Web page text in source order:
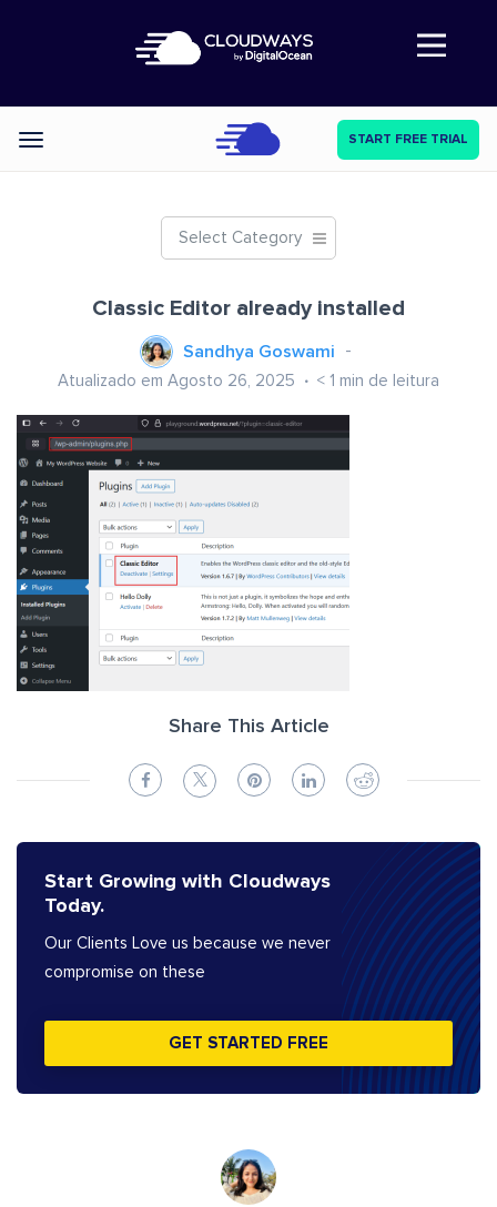
Abre a navegação
Categories START FREE TRIAL
Select Category
Classic Editor already installed
Sandhya Goswami
Atualizado em Agosto 26, 2025 < 1 min de leitura
Share This Article
Start Growing with Cloudways
Today.
Our Clients Love us because we never
compromise on these
GET STARTED FREE